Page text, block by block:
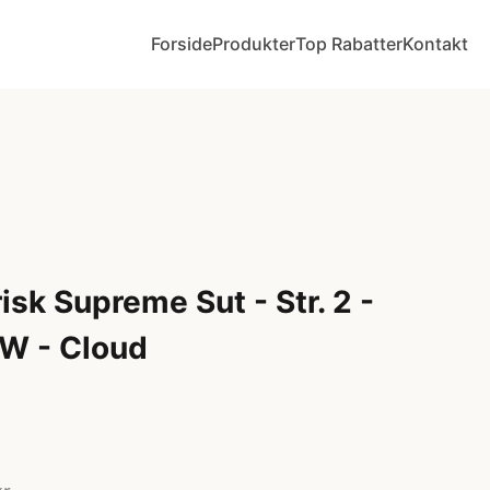
ForsideProdukterTop RabatterKontakt
Supreme Sut - Str. 2 -
- Cloud